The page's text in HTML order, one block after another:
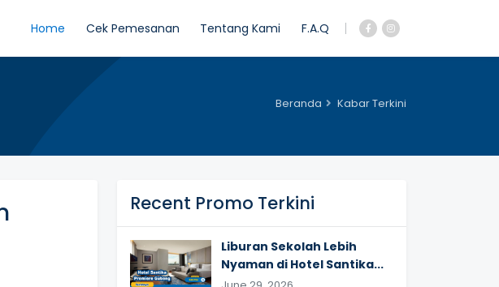
Home Cek Pemesanan Tentang Kami F.A.Q
Beranda Kabar Terkini
Recent Promo Terkini
Liburan Sekolah Lebih
Nyaman di Hotel Santika...